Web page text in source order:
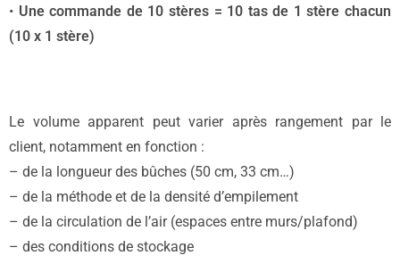
• Une commande de 10 stères = 10 tas de 1 stère chacun
(10 x 1 stère)
Le volume apparent peut varier après rangement par le
client, notamment en fonction :
– de la longueur des bûches (50 cm, 33 cm…)
– de la méthode et de la densité d’empilement
– de la circulation de l’air (espaces entre murs/plafond)
– des conditions de stockage